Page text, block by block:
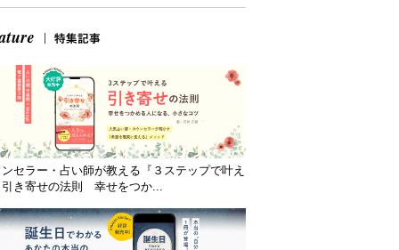
セラー・占い師が教える『３ステップで叶え
き寄せの法則 幸せをつか...